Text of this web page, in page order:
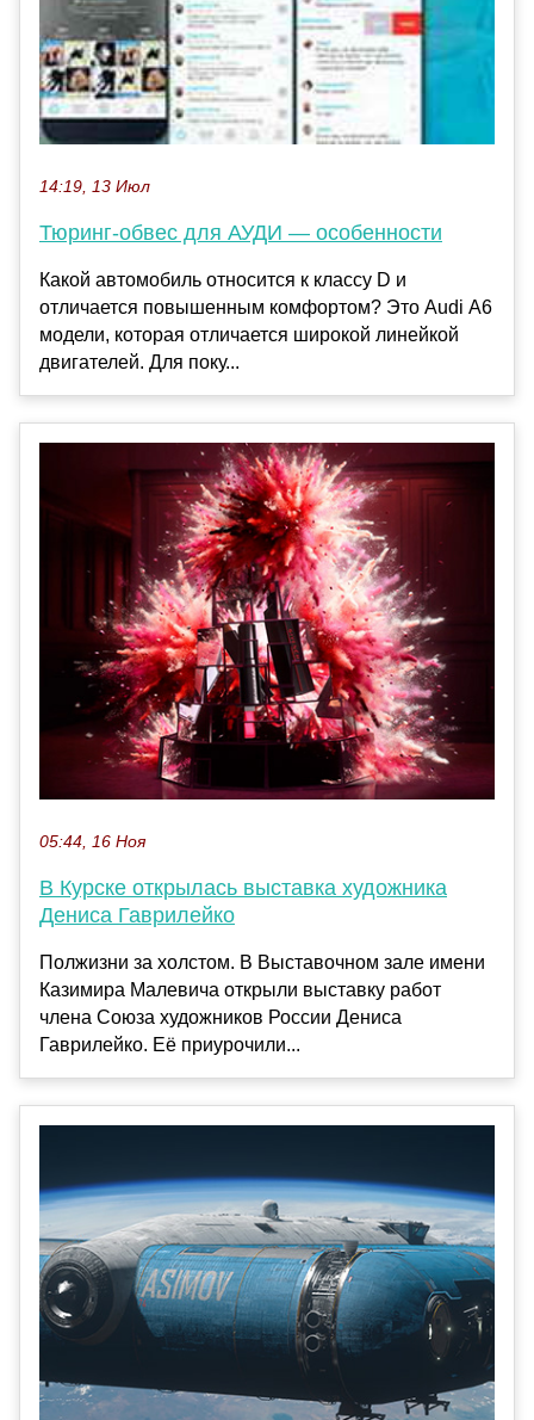
14:19, 13 Июл
Тюринг-обвес для АУДИ — особенности
Какой автомобиль относится к классу D и
отличается повышенным комфортом? Это Audi А6
модели, которая отличается широкой линейкой
двигателей. Для поку...
05:44, 16 Ноя
В Курске открылась выставка художника
Дениса Гаврилейко
Полжизни за холстом. В Выставочном зале имени
Казимира Малевича открыли выставку работ
члена Союза художников России Дениса
Гаврилейко. Её приурочили...